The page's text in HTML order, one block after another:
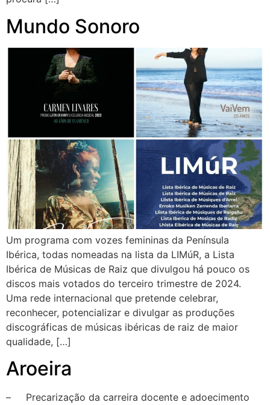
Mundo Sonoro
Um programa com vozes femininas da Península
Ibérica, todas nomeadas na lista da LIMúR, a Lista
Ibérica de Músicas de Raiz que divulgou há pouco os
discos mais votados do terceiro trimestre de 2024.
Uma rede internacional que pretende celebrar,
reconhecer, potencializar e divulgar as produções
discográficas de músicas ibéricas de raiz de maior
qualidade, […]
Aroeira
– Precarização da carreira docente e adoecimento